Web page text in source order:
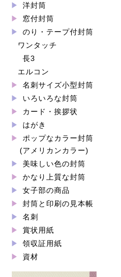
洋封筒
窓付封筒
のり・テープ付封筒
ワンタッチ
長3
エルコン
名刺サイズ小型封筒
いろいろな封筒
カード・挨拶状
はがき
ポップなカラー封筒
(アメリカンカラー)
美味しい色の封筒
かなり上質な封筒
女子部の商品
封筒と印刷の見本帳
名刺
賞状用紙
領収証用紙
資材